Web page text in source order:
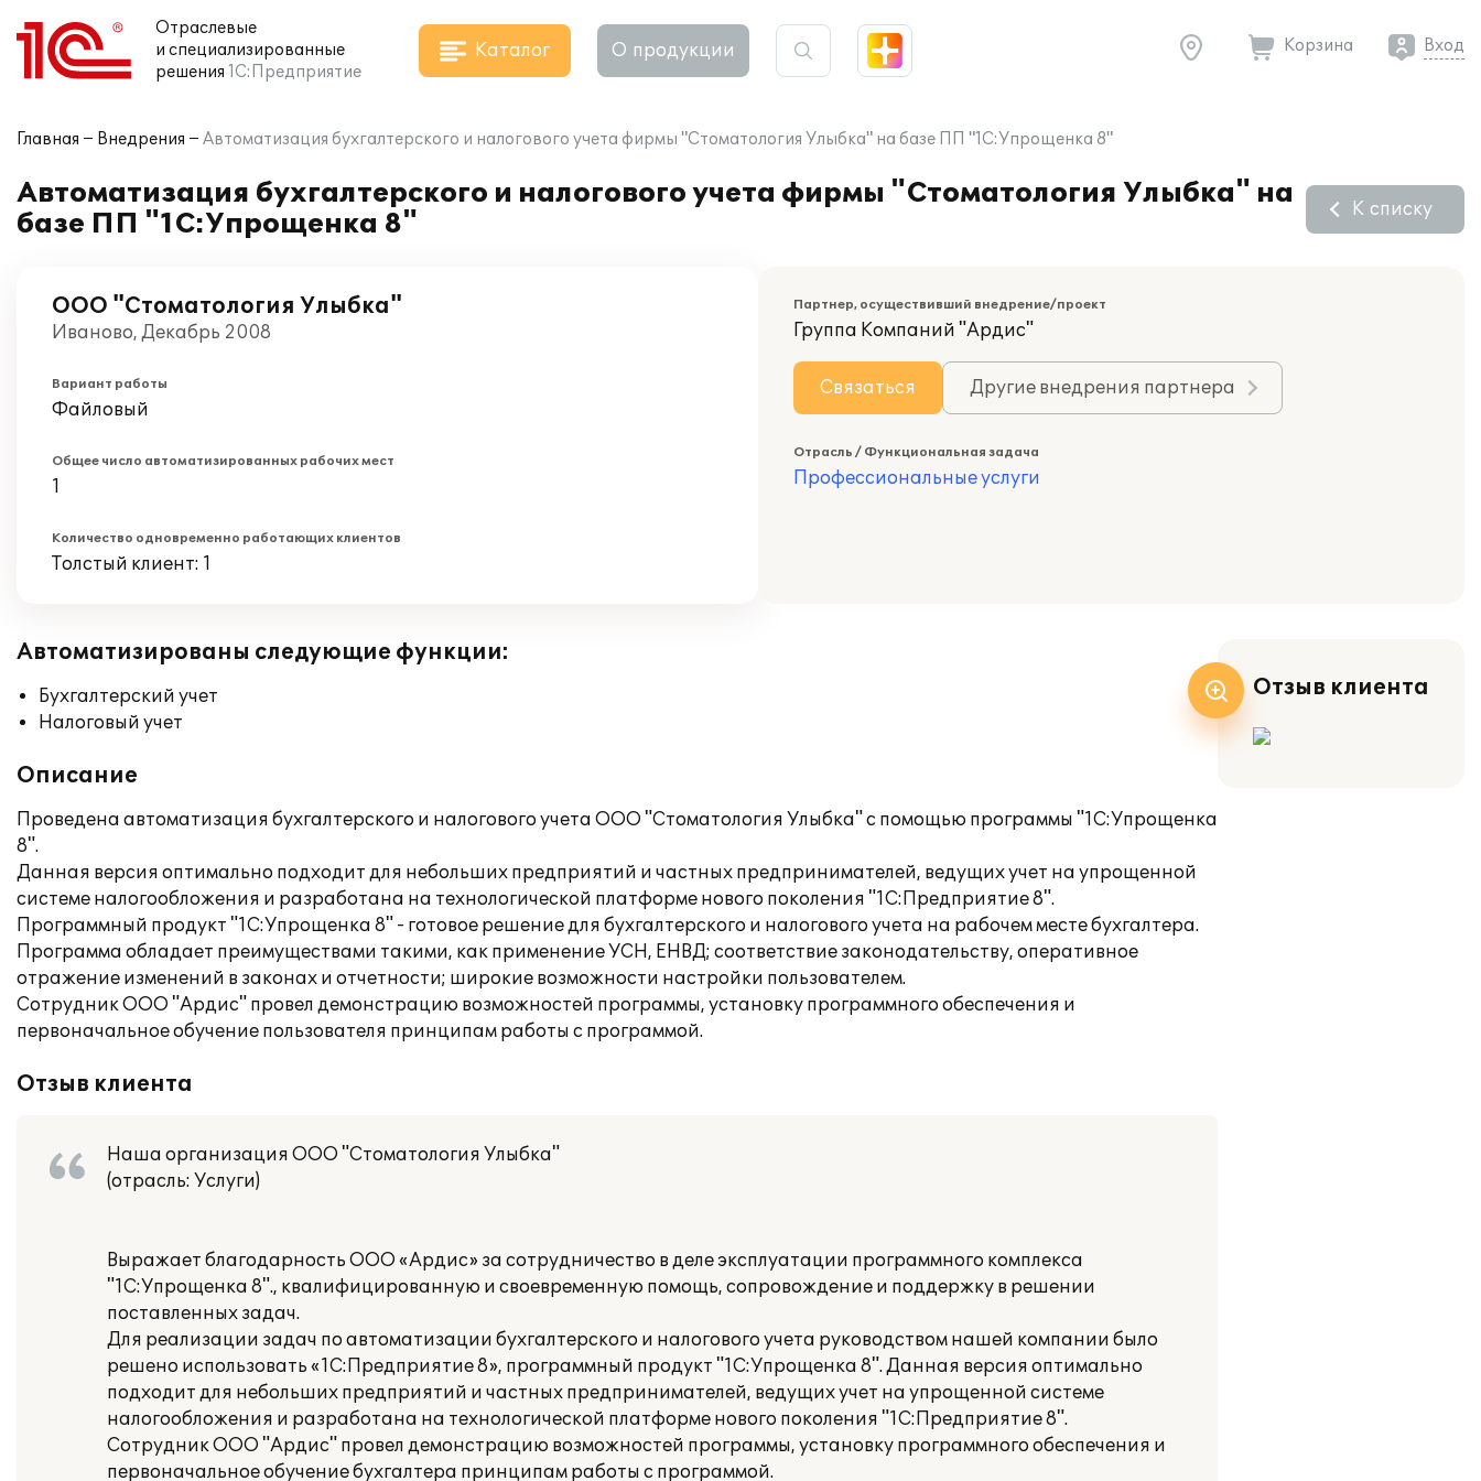
Отраслевые
и специализированные
решения 1С:Предприятие
Каталог О продукции Корзина Вход
Главная Внедрения Автоматизация бухгалтерского и налогового учета фирмы "Стоматология Улыбка" на базе ПП "1С:Упрощенка 8"
Автоматизация бухгалтерского и налогового учета фирмы "Стоматология Улыбка" на
базе ПП "1С:Упрощенка 8"
К списку
ООО "Стоматология Улыбка"
Иваново, Декабрь 2008
Вариант работы
Файловый
Общее число автоматизированных рабочих мест
1
Количество одновременно работающих клиентов
Толстый клиент: 1
Партнер, осуществивший внедрение/проект
Группа Компаний "Ардис"
Связаться Другие внедрения партнера
Отрасль / Функциональная задача
Профессиональные услуги
Автоматизированы следующие функции:
Бухгалтерский учет
Налоговый учет
Описание
Проведена автоматизация бухгалтерского и налогового учета ООО "Стоматология Улыбка" с помощью программы "1С:Упрощенка
8".
Данная версия оптимально подходит для небольших предприятий и частных предпринимателей, ведущих учет на упрощенной
системе налогообложения и разработана на технологической платформе нового поколения "1С:Предприятие 8".
Программный продукт "1С:Упрощенка 8" - готовое решение для бухгалтерского и налогового учета на рабочем месте бухгалтера.
Программа обладает преимуществами такими, как применение УСН, ЕНВД; соответствие законодательству, оперативное
отражение изменений в законах и отчетности; широкие возможности настройки пользователем.
Сотрудник ООО "Ардис" провел демонстрацию возможностей программы, установку программного обеспечения и
первоначальное обучение пользователя принципам работы с программой.
Отзыв клиента
Наша организация ООО "Стоматология Улыбка"
(отрасль: Услуги)
Выражает благодарность ООО «Ардис» за сотрудничество в деле эксплуатации программного комплекса
"1С:Упрощенка 8"., квалифицированную и своевременную помощь, сопровождение и поддержку в решении
поставленных задач.
Для реализации задач по автоматизации бухгалтерского и налогового учета руководством нашей компании было
решено использовать «1С:Предприятие 8», программный продукт "1С:Упрощенка 8". Данная версия оптимально
подходит для небольших предприятий и частных предпринимателей, ведущих учет на упрощенной системе
налогообложения и разработана на технологической платформе нового поколения "1С:Предприятие 8".
Сотрудник ООО "Ардис" провел демонстрацию возможностей программы, установку программного обеспечения и
первоначальное обучение бухгалтера принципам работы с программой.
Отзыв клиента